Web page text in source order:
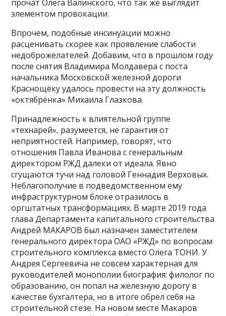
прочат Олега Валинского, что так же выглядит
элементом провокации.
Впрочем, подобные инсинуации можно
расценивать скорее как проявление слабости
недоброжелателей. Добавим, что в прошлом году
после снятия Владимира Молдавера с поста
начальника Московской железной дороги
Краснощёку удалось провести на эту должность
«октябрёнка» Михаила Глазкова.
Принадлежность к влиятельной группе
«технарей», разумеется, не гарантия от
неприятностей. Например, говорят, что
отношения Павла Иванова с генеральным
директором РЖД далеки от идеала. Явно
сгущаются тучи над головой Геннадия Верховых.
Неблагополучие в подведомственном ему
инфраструктурном блоке отразилось в
оргштатных трансформациях. В марте 2019 года
глава Департамента капитального строительства
Андрей МАКАРОВ был назначен заместителем
генерального директора ОАО «РЖД» по вопросам
строительного комплекса вместо Олега ТОНИ. У
Андрея Сергеевича не совсем характерная для
руководителей монополии биография: филолог по
образованию, он попал на железную дорогу в
качестве бухгалтера, но в итоге обрёл себя на
строительной стезе. На новом месте Макаров